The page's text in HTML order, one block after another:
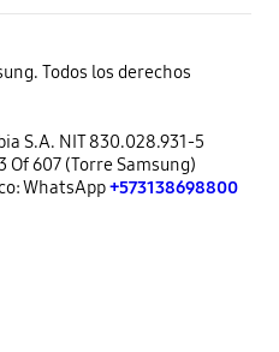
Todos los derechos
S.A. NIT 830.028.931-5
Of 607 (Torre Samsung)
WhatsApp+573138698800